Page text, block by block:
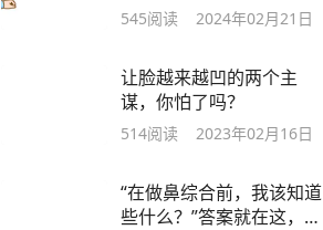
545阅读 2024年02月21日
让脸越来越凹的两个主
谋，你怕了吗？
514阅读 2023年02月16日
“在做鼻综合前，我该知道
些什么？”答案就在这，收